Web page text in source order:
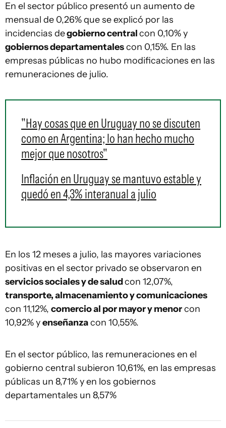
En el sector público presentó un aumento de
mensual de 0,26% que se explicó por las
incidencias degobierno centralcon 0,10% y
gobiernos departamentalescon 0,15%. En las
empresas públicas no hubo modificaciones en las
remuneraciones de julio.
"Hay cosas que en Uruguay no se discuten
como en Argentina; lo han hecho mucho
mejor que nosotros"
Inflación en Uruguay se mantuvo estable y
quedó en 4,3% interanual a julio
En los 12 meses a julio, las mayores variaciones
positivas en el sector privado se observaron en
servicios sociales y de saludcon 12,07%,
transporte, almacenamiento y comunicaciones
con 11,12%, comercio al por mayor y menorcon
10,92% yenseñanzacon 10,55%.
En el sector público, las remuneraciones en el
gobierno central subieron 10,61%, en las empresas
públicas un 8,71% y en los gobiernos
departamentales un 8,57%